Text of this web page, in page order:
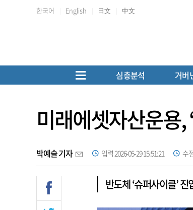
한국어 English 日文 中文
심층분석 거버
미래에셋자산운용,
박예슬 기자 입력 2026-05-29 15:51:21 수
반도체 ‘슈퍼사이클’